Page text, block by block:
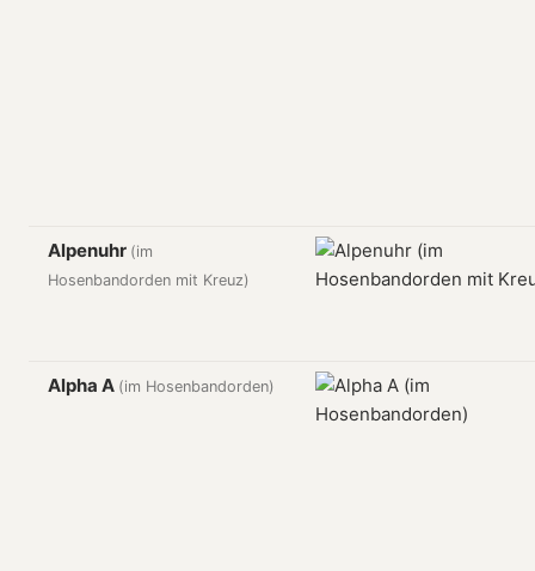
Alpenuhr (im
Hosenbandorden mit Kreuz)
Alpha A (im Hosenbandorden)